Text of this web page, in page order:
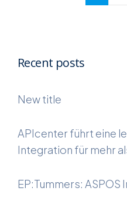
Recent posts
New title
APIcenter führt eine
Integration für mehr
EP:Tummers: